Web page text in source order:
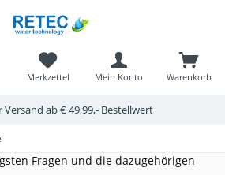
Versand ab € 49,99,- Bestellwert
Warenkorb
Merkzettel Mein Konto
Fragen und die dazugehörigen